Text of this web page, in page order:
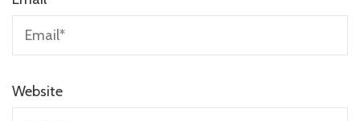
Website